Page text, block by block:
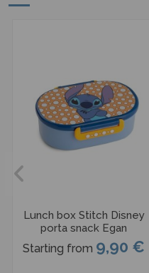
Lunch box Stitch Disney
porta snack Egan
Starting from 9,90 €